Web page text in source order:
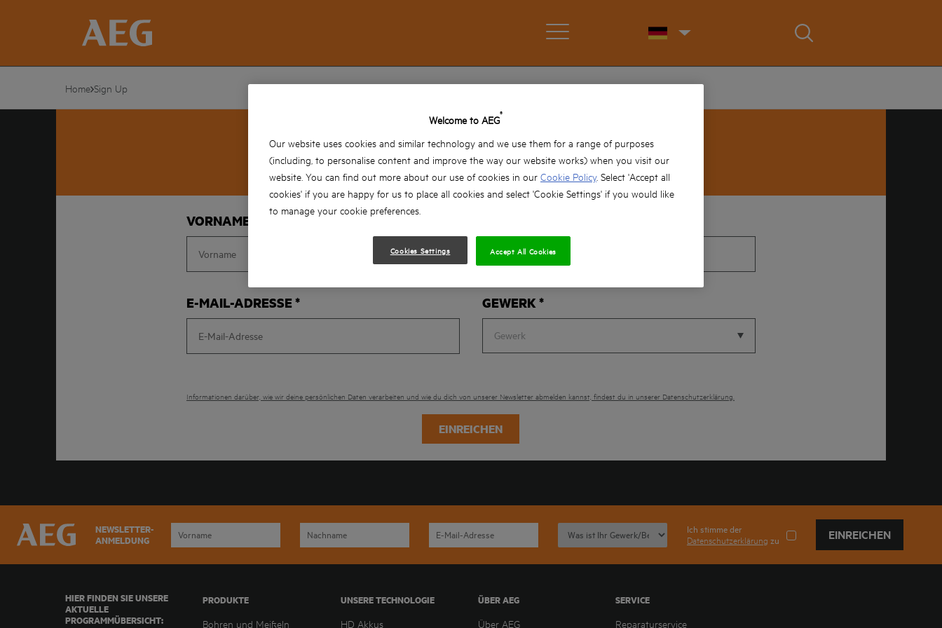
Home Sign Up
IMMER AUF DEM NEUESTEN STAND
MELDE DICH ZUM NEWSLETTER AN
VORNAME
E-MAIL-ADRESSE GEWERK
Gewerk
Informationen darüber, wie wir deine persönlichen Daten verarbeiten und wie du dich von unserer Newsletter abmelden kannst, findest du in unserer Datenschutzerklärung.
EINREICHEN
NEWSLETTER-
ANMELDUNG
Ich stimme der
Datenschutzerklärung zu EINREICHEN
HIER FINDEN SIE UNSERE
AKTUELLE
PROGRAMMÜBERSICHT:
PRODUKTE
Bohren und Meißeln
UNSERE TECHNOLOGIE
HD Akkus
ÜBER AEG
Über AEG
SERVICE
Reparaturservice
Welcome to AEG®
Our website uses cookies and similar technology and we use them for a range of purposes
(including, to personalise content and improve the way our website works) when you visit our
website. You can find out more about our use of cookies in our Cookie Policy. Select 'Accept all
cookies' if you are happy for us to place all cookies and select 'Cookie Settings' if you would like
to manage your cookie preferences.
Cookies Settings Accept All Cookies